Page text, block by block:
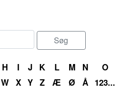
H I J K L M N
O
W X Y Z Æ Ø Å 123...